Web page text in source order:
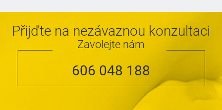
Přijďte na nezávaznou konzultaci
Zavolejte nám
606 048 188